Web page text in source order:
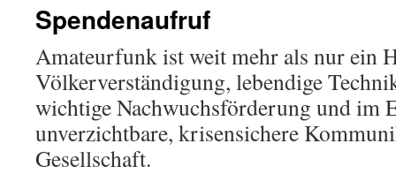
Spendenaufruf
Amateurfunk ist weit mehr als nur ein
Völkerverständigung, lebendige
wichtige Nachwuchsförderung und im
unverzichtbare, krisensichere
Gesellschaft.